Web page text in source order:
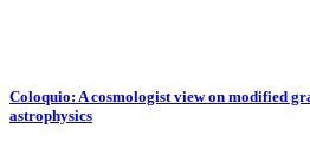
Coloquio: A cosmologist view on modified
astrophysics